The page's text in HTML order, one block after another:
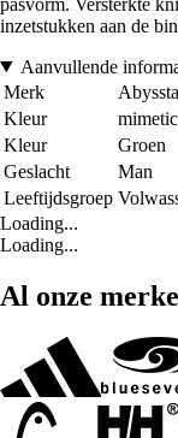
pasvorm. Versterkte
inzetstukken aan de
Aanvullende
Merk
Kleur
Kleur
Groen
Geslacht
Man
Leeftijdsgroep
Loading...
Loading...
Al onze